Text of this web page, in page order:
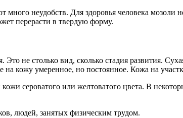
неудобств. Для здоровья человека
перерасти в твердую форму.
Это не столько вид, сколько стадия развития.
на кожу умеренное, но постоянное. Кожа на
сероватого или желтоватого цвета. В
людей, занятых физическим трудом.